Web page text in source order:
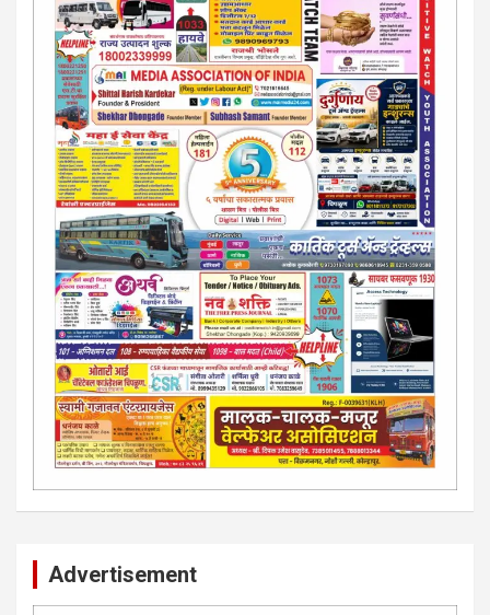
Advertisement